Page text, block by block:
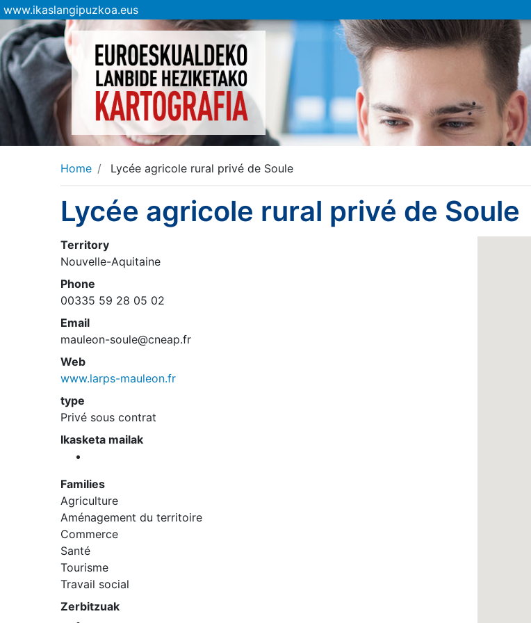
www.ikaslangipuzkoa.eus
Home Lycée agricole rural privé de Soule
Lycée agricole rural privé de Soule
Territory
Nouvelle-Aquitaine
Phone
00335 59 28 05 02
Email
mauleon-soule@cneap.fr
Web
www.larps-mauleon.fr
type
Privé sous contrat
Ikasketa mailak
Families
Agriculture
Aménagement du territoire
Commerce
Santé
Tourisme
Travail social
Zerbitzuak